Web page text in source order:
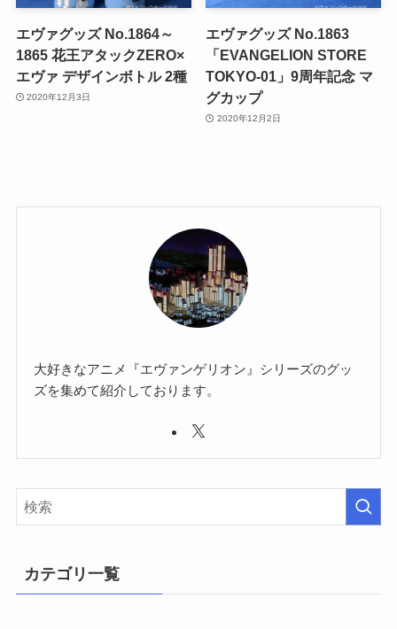
エヴァグッズ No.1864～
1865 花王アタックZERO×
エヴァ デザインボトル 2種
2020年12月3日
エヴァグッズ No.1863
「EVANGELION STORE
TOKYO-01」9周年記念 マ
グカップ
2020年12月2日
大好きなアニメ『エヴァンゲリオン』シリーズのグッ
ズを集めて紹介しております。
カテゴリ一覧